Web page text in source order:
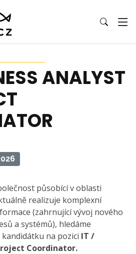
ANALYST
působící v oblasti
realizuje komplexní
(zahrnující vývoj nového
a systémů), hledáme
na pozici IT /
Coordinator.